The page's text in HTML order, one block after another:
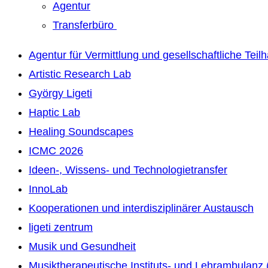
Agentur
Transferbüro
Agentur für Vermittlung und gesellschaftliche
Artistic Research Lab
György Ligeti
Haptic Lab
Healing Soundscapes
ICMC 2026
Ideen-, Wissens- und Technologietransfer
InnoLab
Kooperationen und interdisziplinärer Austausch
ligeti zentrum
Musik und Gesundheit
Musiktherapeutische Instituts- und Lehrambulanz